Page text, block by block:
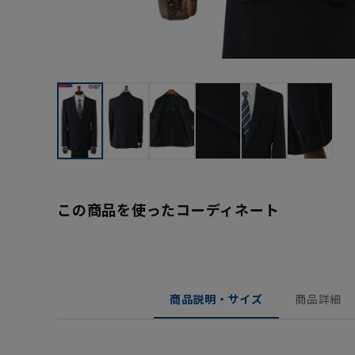
この商品を使ったコーディネート
商品説明・サイズ 商品詳細